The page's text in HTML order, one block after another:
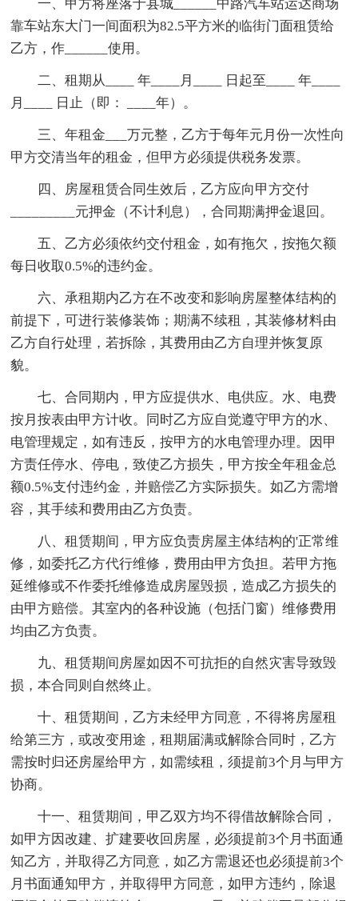
一、甲方将座落于县城______中路汽车站运达商场
靠车站东大门一间面积为82.5平方米的临街门面租赁给
乙方，作______使用。
二、租期从____ 年____月____ 日起至____ 年____
月____ 日止（即： ____年）。
三、年租金___万元整，乙方于每年元月份一次性向
甲方交清当年的租金，但甲方必须提供税务发票。
四、房屋租赁合同生效后，乙方应向甲方交付
_________元押金（不计利息），合同期满押金退回。
五、乙方必须依约交付租金，如有拖欠，按拖欠额
每日收取0.5%的违约金。
六、承租期内乙方在不改变和影响房屋整体结构的
前提下，可进行装修装饰；期满不续租，其装修材料由
乙方自行处理，若拆除，其费用由乙方自理并恢复原
貌。
七、合同期内，甲方应提供水、电供应。水、电费
按月按表由甲方计收。同时乙方应自觉遵守甲方的水、
电管理规定，如有违反，按甲方的水电管理办理。因甲
方责任停水、停电，致使乙方损失，甲方按全年租金总
额0.5%支付违约金，并赔偿乙方实际损失。如乙方需增
容，其手续和费用由乙方负责。
八、租赁期间，甲方应负责房屋主体结构的'正常维
修，如委托乙方代行维修，费用由甲方负担。若甲方拖
延维修或不作委托维修造成房屋毁损，造成乙方损失的
由甲方赔偿。其室内的各种设施（包括门窗）维修费用
均由乙方负责。
九、租赁期间房屋如因不可抗拒的自然灾害导致毁
损，本合同则自然终止。
十、租赁期间，乙方未经甲方同意，不得将房屋租
给第三方，或改变用途，租期届满或解除合同时，乙方
需按时归还房屋给甲方，如需续租，须提前3个月与甲方
协商。
十一、租赁期间，甲乙双方均不得借故解除合同，
如甲方因改建、扩建要收回房屋，必须提前3个月书面通
知乙方，并取得乙方同意，如乙方需退还也必须提前3个
月书面通知甲方，并取得甲方同意，如甲方违约，除退